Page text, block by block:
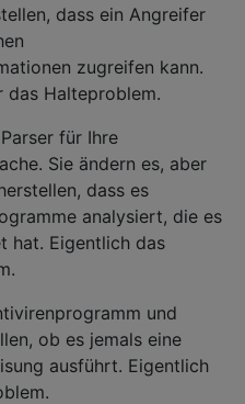
dass ein Angreifer
zugreifen kann.
das Halteproblem.
für Ihre
Sie ändern es, aber
dass es
analysiert, die es
hat. Eigentlich das
und
ob es jemals eine
ausführt. Eigentlich